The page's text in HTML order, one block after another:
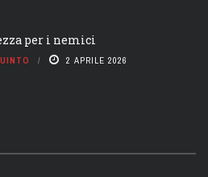
per i nemici
2 APRILE 2026